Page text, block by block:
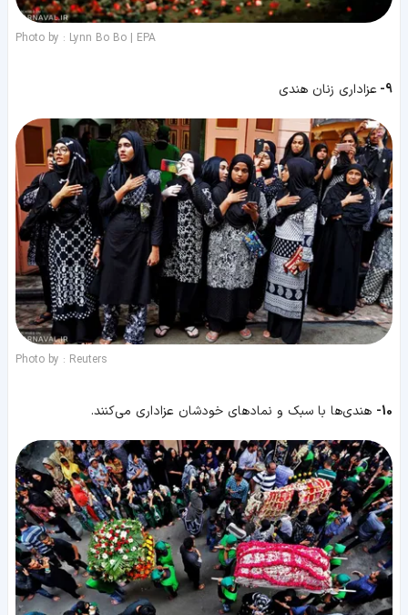
Photo by : Lynn Bo Bo | EPA
9- عزاداری زنان هندی
Photo by : Reuters
10- هندی‌ها با سبک و نمادهای خودشان عزاداری می‌کنند.